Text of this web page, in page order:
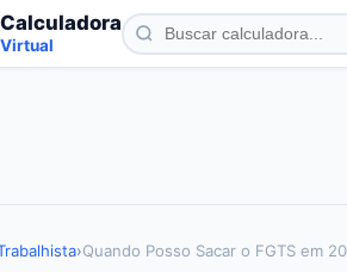
Calculadora
Virtual
›Quando Posso Sacar o FGTS em